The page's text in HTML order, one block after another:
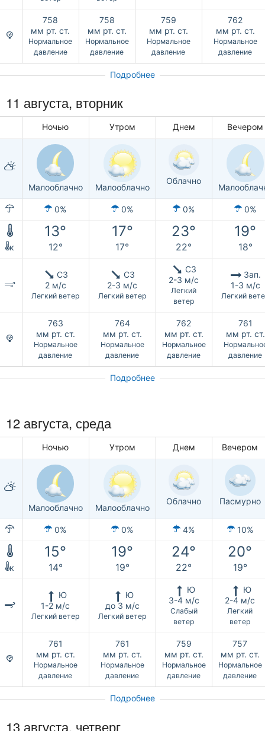
758
мм рт. ст.
Нормальное
давление
758
мм рт. ст.
Нормальное
давление
759
мм рт. ст.
Нормальное
давление
762
мм рт. ст.
Нормальное
давление
Подробнее
11 августа, вторник
Ночью Утром Днем Вечером
Малооблачно Малооблачно
Облачно
0% 0% 0% 0%
13° 17° 23° 19°
к 12° 17° 22° 18°
СЗ
2 м/с
Легкий ветер
СЗ
2-3 м/с
Легкий ветер
СЗ
2-3 м/с
Легкий
ветер
Зап.
1-3 м/с
Легкий
763
мм рт. ст.
Нормальное
давление
764
мм рт. ст.
Нормальное
давление
762
мм рт. ст.
Нормальное
давление
761
мм рт. ст.
давление
Подробнее
12 августа, среда
Ночью Утром Днем Вечером
Малооблачно Малооблачно
Облачно Пасмурно
0% 0% 4% 10%
15° 19° 24° 20°
к 14° 19° 22° 19°
Ю
1-2 м/с
Легкий ветер
Ю
до 3 м/с
Легкий ветер
Ю
3-4 м/с
Слабый
ветер
Ю
2-4 м/с
Легкий
ветер
761
мм рт. ст.
Нормальное
давление
761
мм рт. ст.
Нормальное
давление
759
мм рт. ст.
Нормальное
давление
757
мм рт. ст.
Нормальное
давление
Подробнее
13 августа, четверг